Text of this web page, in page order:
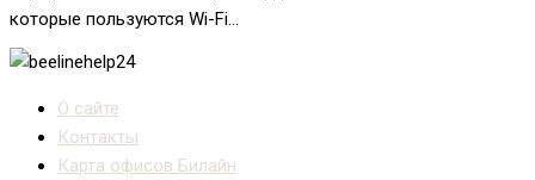
которые пользуются Wi-Fi...
О сайте
Контакты
Карта офисов Билайн